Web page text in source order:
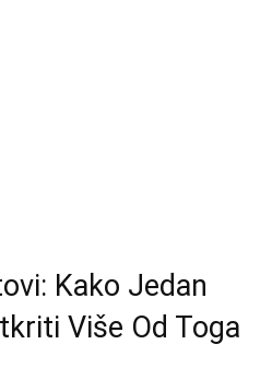
Kako Jedan
Više Od Toga